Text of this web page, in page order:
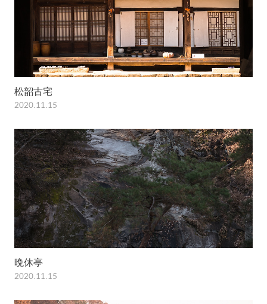
松韶古宅
2020.11.15
晩休亭
2020.11.15